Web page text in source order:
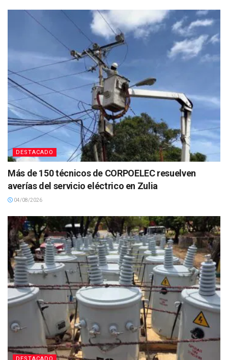
DESTACADO
Más de 150 técnicos de CORPOELEC resuelven
averías del servicio eléctrico en Zulia
04/08/2026
DESTACADO